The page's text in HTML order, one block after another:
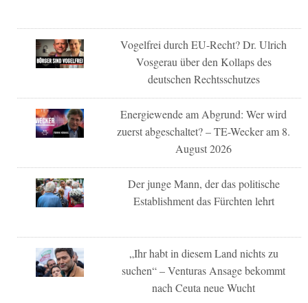
Vogelfrei durch EU-Recht? Dr. Ulrich
Vosgerau über den Kollaps des
deutschen Rechtsschutzes
Energiewende am Abgrund: Wer wird
zuerst abgeschaltet? – TE-Wecker am 8.
August 2026
Der junge Mann, der das politische
Establishment das Fürchten lehrt
„Ihr habt in diesem Land nichts zu
suchen“ – Venturas Ansage bekommt
nach Ceuta neue Wucht